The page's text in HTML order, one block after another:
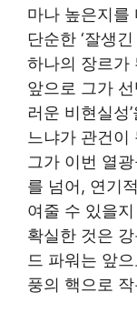
마나 높은지를
단순한 ‘잘생
하나의 장르가
앞으로 그가
러운 비현실성
느냐가 관건이
그가 이번 열
를 넘어, 연기
여줄 수 있을
확실한 것은
드 파워는 앞
풍의 핵으로